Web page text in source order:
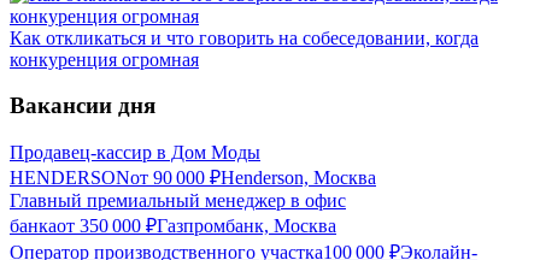
Как откликаться и что говорить на собеседовании, когда
конкуренция огромная
Вакансии дня
Продавец-кассир в Дом Моды
HENDERSONот 90 000 ₽Henderson, Москва
Главный премиальный менеджер в офис
банкаот 350 000 ₽Газпромбанк, Москва
Оператор производственного участка100 000 ₽Эколайн-